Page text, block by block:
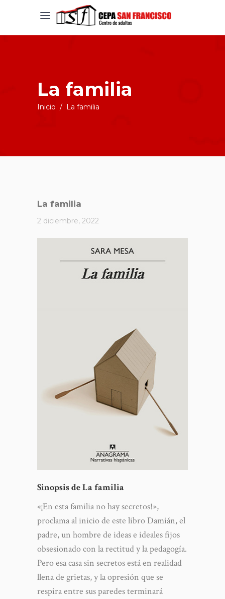
La familia
Inicio / La familia
La familia
2 diciembre, 2022
Sinopsis de La familia
«¡En esta familia no hay secretos!»,
proclama al inicio de este libro Damián, el
padre, un hombre de ideas e ideales fijos
obsesionado con la rectitud y la pedagogía.
Pero esa casa sin secretos está en realidad
llena de grietas, y la opresión que se
respira entre sus paredes terminará